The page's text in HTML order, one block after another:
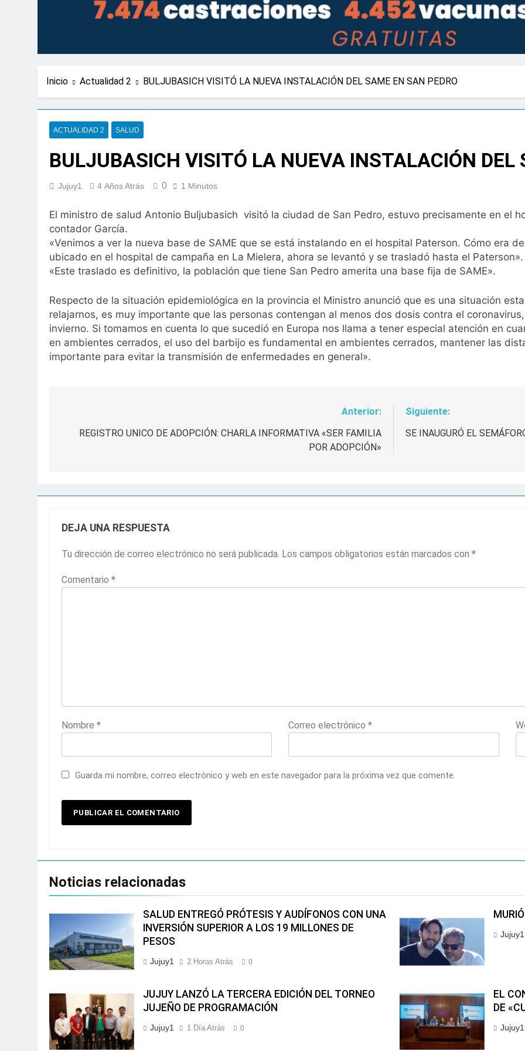
Inicio Actualidad 2 BULJUBASICH VISITÓ LA NUEVA INSTALACIÓN DEL SAME EN SAN PEDRO
ACTUALIDAD 2 SALUD
BULJUBASICH VISITÓ LA NUEVA INSTALACIÓN DEL
Jujuy1 4 Años Atrás 0 1 Minutos
El ministro de salud Antonio Buljubasich visitó la ciudad de San Pedro, estuvo precisamente en el
contador García.
«Venimos a ver la nueva base de SAME que se está instalando en el hospital Paterson. Cómo era
ubicado en el hospital de campaña en La Mielera, ahora se levantó y se trasladó hasta el Paterson».
«Este traslado es definitivo, la población que tiene San Pedro amerita una base fija de SAME».
Respecto de la situación epidemiológica en la provincia el Ministro anunció que es una situación
relajarnos, es muy importante que las personas contengan al menos dos dosis contra el
invierno. Si tomamos en cuenta lo que sucedió en Europa nos llama a tener especial atención en
en ambientes cerrados, el uso del barbijo es fundamental en ambientes cerrados, mantener las
importante para evitar la transmisión de enfermedades en general».
Anterior:
REGISTRO UNICO DE ADOPCIÓN: CHARLA INFORMATIVA «SER FAMILIA
POR ADOPCIÓN»
Siguiente:
SE INAUGURÓ EL
DEJA UNA RESPUESTA
Tu dirección de correo electrónico no será publicada. Los campos obligatorios están marcados con *
Comentario *
Nombre * Correo electrónico*
Guarda mi nombre, correo electrónico y web en este navegador para la próxima vez que comente.
Noticias relacionadas
SALUD ENTREGÓ PRÓTESIS Y AUDÍFONOS CON UNA
INVERSIÓN SUPERIOR A LOS 19 MILLONES DE
PESOS
Jujuy1 2 Horas Atrás 0
Jujuy1
JUJUY LANZÓ LA TERCERA EDICIÓN DEL TORNEO
JUJEÑO DE PROGRAMACIÓN
Jujuy1 1 Día Atrás 0
EL
DE
Jujuy1